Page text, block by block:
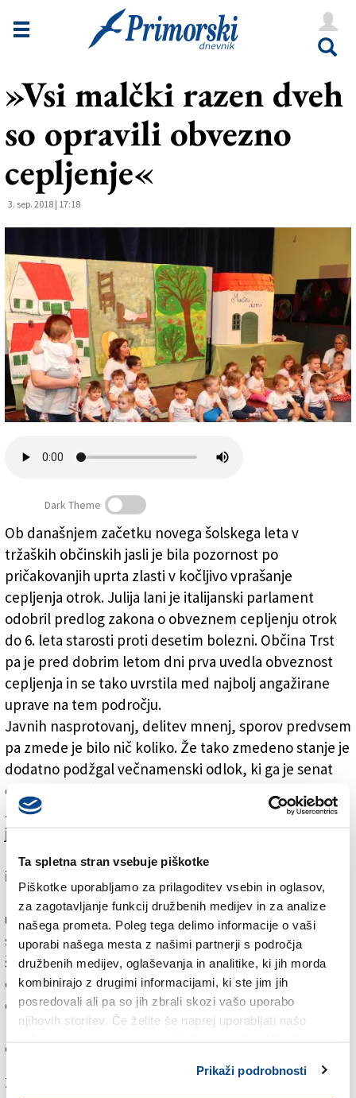
Ta spletna stran vsebuje piškotke
Piškotke uporabljamo za prilagoditev vsebin in oglasov,
za zagotavljanje funkcij družbenih medijev in za analize
našega prometa. Poleg tega delimo informacije o vaši
uporabi našega mesta z našimi partnerji s področja
družbenih medijev, oglaševanja in analitike, ki jih morda
kombinirajo z drugimi informacijami, ki ste jim jih
posredovali ali pa so jih zbrali skozi vašo uporabo
njihovih storitev. Če želite še naprej uporabljati našo
Prikaži podrobnosti
Novice
Goriška
Še
Vreme
V Kioskih
Uredništvo
Oglasi
Založnik
Zadruga PD
»Vsi malčki razen dveh
so opravili obvezno
cepljenje«
3. sep. 2018 | 17:18
»Vsi malčki razen dveh so opravili obvezno cepljenje«
Dark Theme
Ob današnjem začetku novega šolskega leta v
tržaških občinskih jasli je bila pozornost po
pričakovanjih uprta zlasti v kočljivo vprašanje
cepljenja otrok. Julija lani je italijanski parlament
odobril predlog zakona o obveznem cepljenju otrok
do 6. leta starosti proti desetim bolezni. Občina Trst
pa je pred dobrim letom dni prva uvedla obveznost
cepljenja in se tako uvrstila med najbolj angažirane
uprave na tem področju.
Javnih nasprotovanj, delitev mnenj, sporov predvsem
pa zmede je bilo nič koliko. Že tako zmedeno stanje je
dodatno podžgal večnamenski odlok, ki ga je senat
odobril na začetku avgusta. V slednjem je med drugim
zapisano, da v šolskem letu 2018 - 2019 za malčke v
jaslih in vrtcih ne bodo več obvezna zdravniška
potrdila o cepljenju. »V FJK je stanje na osnovi tako
imenovane statutarne avtonomije drugačno. Smo
med redkimi italijanskimi deželami, ki razpolagamo z
uradnim seznamom cepljenj. Zdravstvena ustanova
samostojno posreduje občinskim predšolskim in
šolskim ustanovam imena otrok, ki so opravili
obvezno cepljenje,« je obrazložila tržaška občinska
odbornica za šolstvo Angela Brandi, ki je z
navdušenjem ocenila tukajšnjo realnost. Samo dva
otroka namreč nimata potrebne dokumentacije.
Za branje in pisanje komentarjev je potrebna prijava